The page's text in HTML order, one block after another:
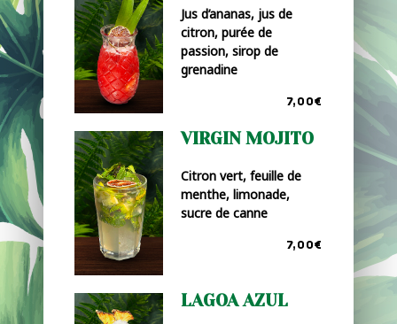
Jus d’ananas, jus de
citron, purée de
passion, sirop de
grenadine
7,00€
VIRGIN MOJITO
Citron vert, feuille de
menthe, limonade,
sucre de canne
7,00€
LAGOA AZUL